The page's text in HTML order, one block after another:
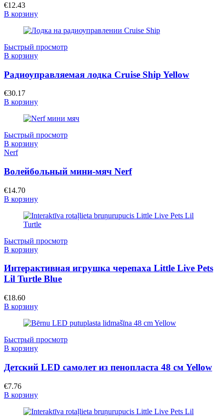
€12.43
В корзину
Быстрый просмотр
В корзину
Радиоуправляемая лодка Cruise Ship Yellow
€30.17
В корзину
Быстрый просмотр
В корзину
Nerf
Волейбольный мини-мяч Nerf
€14.70
В корзину
Быстрый просмотр
В корзину
Интерактивная игрушка черепаха Little Live Pets
Lil Turtle Blue
€18.60
В корзину
Быстрый просмотр
В корзину
Детский LED самолет из пенопласта 48 см Yellow
€7.76
В корзину